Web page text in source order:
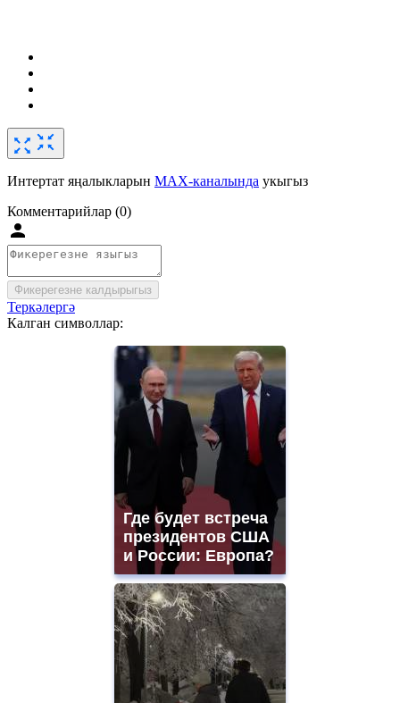
Интертат яңалыкларын MAX-каналында укыгыз
Комментарийлар (0)
Фикерегезне калдырыгыз
Теркәлергә
Калган символлар:
Где будет встреча
президентов США
и России: Европа?